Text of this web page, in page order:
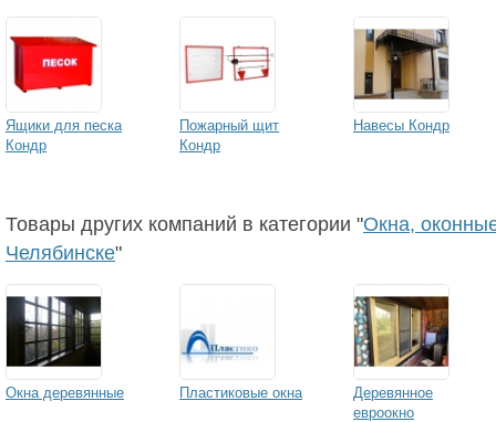
Ящики для песка
Кондр
Пожарный щит
Кондр
Навесы Кондр
Товары других компаний в категории "Окна,
Челябинске"
Окна деревянные Пластиковые окна
Деревянное
евроокно